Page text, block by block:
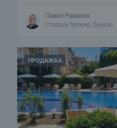
Павел Раванов
Старши брокер, Бургас
ПРОДАЖБА